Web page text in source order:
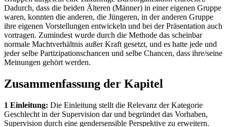
Dadurch, dass die beiden Älteren (Männer) in einer eigenen Gruppe
waren, konnten die anderen, die Jüngeren, in der anderen Gruppe
ihre eigenen Vorstellungen entwickeln und bei der Präsentation auch
vortragen. Zumindest wurde durch die Methode das scheinbar
normale Machtverhältnis außer Kraft gesetzt, und es hatte jede und
jeder selbe Partizipationschancen und selbe Chancen, dass ihre/seine
Meinungen gehört werden.
Zusammenfassung der Kapitel
1 Einleitung: Die Einleitung stellt die Relevanz der Kategorie
Geschlecht in der Supervision dar und begründet das Vorhaben,
Supervision durch eine gendersensible Perspektive zu erweitern.